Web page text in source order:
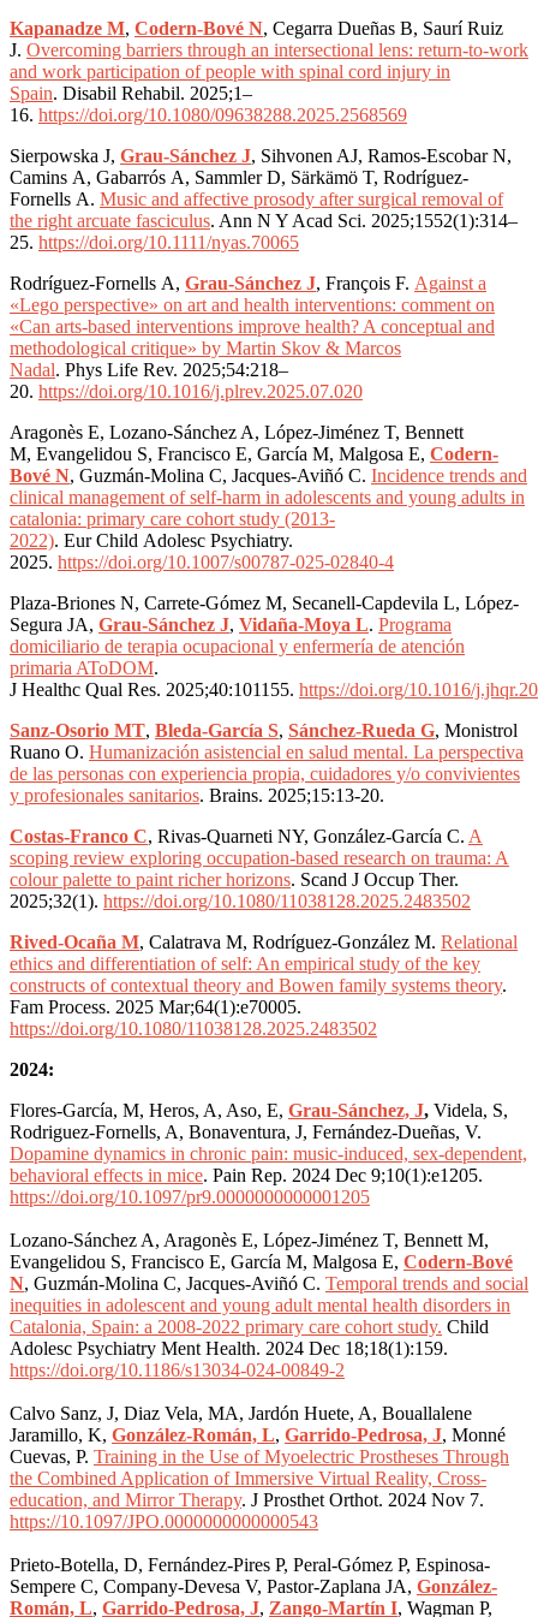
Kapanadze M, Codern-Bové N, Cegarra Dueñas B, Saurí Ruiz
J. Overcoming barriers through an intersectional lens: return-to-work
and work participation of people with spinal cord injury in
Spain. Disabil Rehabil. 2025;1–
16. https://doi.org/10.1080/09638288.2025.2568569
Sierpowska J, Grau-Sánchez J, Sihvonen AJ, Ramos-Escobar N,
Camins A, Gabarrós A, Sammler D, Särkämö T, Rodríguez-
Fornells A. Music and affective prosody after surgical removal of
the right arcuate fasciculus. Ann N Y Acad Sci. 2025;1552(1):314–
25. https://doi.org/10.1111/nyas.70065
Rodríguez-Fornells A, Grau-Sánchez J, François F. Against a
«Lego perspective» on art and health interventions: comment on
«Can arts-based interventions improve health? A conceptual and
methodological critique» by Martin Skov & Marcos
Nadal. Phys Life Rev. 2025;54:218–
20. https://doi.org/10.1016/j.plrev.2025.07.020
Aragonès E, Lozano-Sánchez A, López-Jiménez T, Bennett
M, Evangelidou S, Francisco E, García M, Malgosa E, Codern-
Bové N, Guzmán-Molina C, Jacques-Aviñó C. Incidence trends and
clinical management of self-harm in adolescents and young adults in
catalonia: primary care cohort study (2013-
2022). Eur Child Adolesc Psychiatry.
2025. https://doi.org/10.1007/s00787-025-02840-4
Plaza-Briones N, Carrete-Gómez M, Secanell-Capdevila L, López-
Segura JA, Grau-Sánchez J, Vidaña-Moya L. Programa
domiciliario de terapia ocupacional y enfermería de atención
primaria AToDOM.
J Healthc Qual Res. 2025;40:101155. https://doi.org/10.1016/
Sanz-Osorio MT, Bleda-García S, Sánchez-Rueda G, Monistrol
Ruano O. Humanización asistencial en salud mental. La perspectiva
de las personas con experiencia propia, cuidadores y/o convivientes
y profesionales sanitarios. Brains. 2025;15:13-20.
Costas-Franco C, Rivas-Quarneti NY, González-García C. A
scoping review exploring occupation-based research on trauma: A
colour palette to paint richer horizons. Scand J Occup Ther.
2025;32(1). https://doi.org/10.1080/11038128.2025.2483502
Rived-Ocaña M, Calatrava M, Rodríguez-González M. Relational
ethics and differentiation of self: An empirical study of the key
constructs of contextual theory and Bowen family systems theory.
Fam Process. 2025 Mar;64(1):e70005.
https://doi.org/10.1080/11038128.2025.2483502
2024:
Flores-García, M, Heros, A, Aso, E, Grau-Sánchez, J, Videla, S,
Rodriguez-Fornells, A, Bonaventura, J, Fernández-Dueñas, V.
Dopamine dynamics in chronic pain: music-induced, sex-dependent,
behavioral effects in mice. Pain Rep. 2024 Dec 9;10(1):e1205.
https://doi.org/10.1097/pr9.0000000000001205
Lozano-Sánchez A, Aragonès E, López-Jiménez T, Bennett M,
Evangelidou S, Francisco E, García M, Malgosa E, Codern-Bové
N, Guzmán-Molina C, Jacques-Aviñó C. Temporal trends and social
inequities in adolescent and young adult mental health disorders in
Catalonia, Spain: a 2008-2022 primary care cohort study. Child
Adolesc Psychiatry Ment Health. 2024 Dec 18;18(1):159.
https://doi.org/10.1186/s13034-024-00849-2
Calvo Sanz, J, Diaz Vela, MA, Jardón Huete, A, Bouallalene
Jaramillo, K, González-Román, L, Garrido-Pedrosa, J, Monné
Cuevas, P. Training in the Use of Myoelectric Prostheses Through
the Combined Application of Immersive Virtual Reality, Cross-
education, and Mirror Therapy. J Prosthet Orthot. 2024 Nov 7.
https://10.1097/JPO.0000000000000543
Prieto-Botella, D, Fernández-Pires P, Peral-Gómez P, Espinosa-
Sempere C, Company-Devesa V, Pastor-Zaplana JA, González-
Román, L, Garrido-Pedrosa, J, Zango-Martín I, Wagman P,